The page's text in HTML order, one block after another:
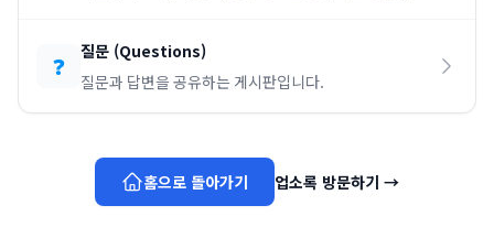
❓ 질문 (Questions)
질문과 답변을 공유하는 게시판입니다.
홈으로 돌아가기 업소록 방문하기 →